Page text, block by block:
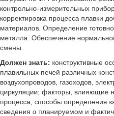
контрольно-измерительных
корректировка процесса плавки
материалов. Определение
металла. Обеспечение
смены.
Должен знать: конструктивные
плавильных печей различных
воздухопроводов, газоходов,
циркуляции; факторы, влияющие
процесса; способы определения
сведения о планируемом и